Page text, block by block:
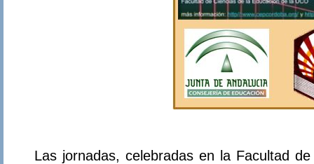
Las jornadas, celebradas en la Facultad